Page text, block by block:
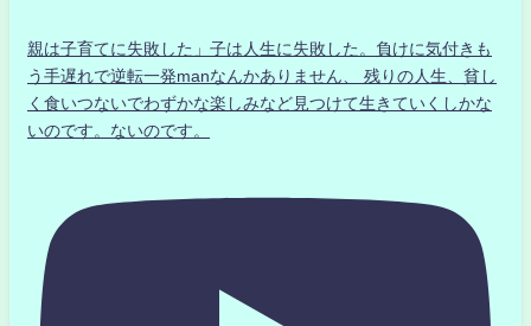
親は子育てに失敗した」子は人生に失敗した。負けに気付きも
う手遅れで逆転一発manなんかありません、 残りの人生、貧し
く食いつないでわずかな楽しみなど見つけて生きていくしかな
いのです。ないのです。